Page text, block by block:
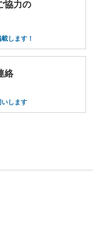
協力の
します！
絡
します